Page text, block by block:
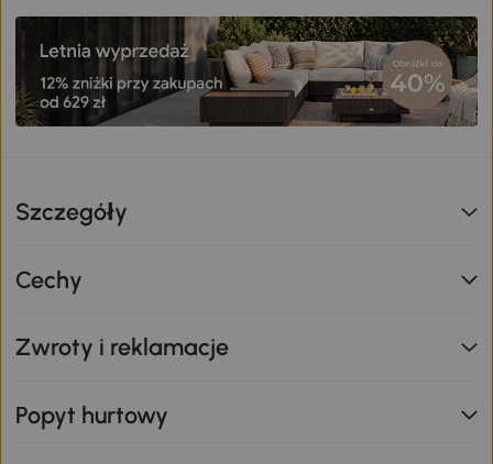
Szczegóły
Cechy
Zwroty i reklamacje
Popyt hurtowy